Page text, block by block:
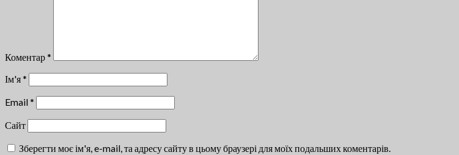
Коментар*
Ім'я*
Email*
Сайт
Зберегти моє ім'я, e-mail, та адресу сайту в цьому браузері для моїх подальших коментарів.